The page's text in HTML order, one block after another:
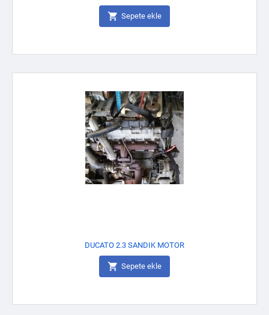
 Sepete ekle
DUCATO 2.3 SANDIK MOTOR
 Sepete ekle